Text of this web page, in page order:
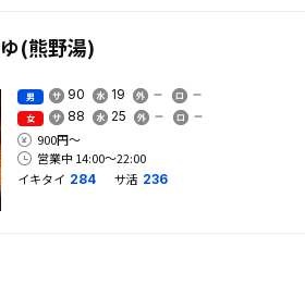
(熊野湯)
男 90 19
女 88 25
900円〜
営業中 14:00〜22:00
イキタイ 284 サ活 236